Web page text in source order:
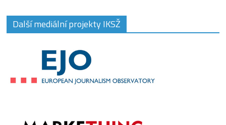
Další mediální projekty IKSŽ